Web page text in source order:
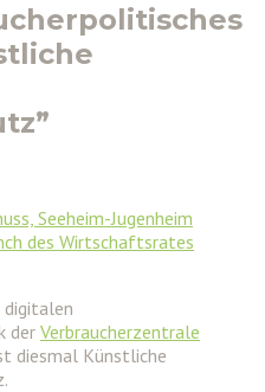
Seeheim-Jugenheim
des Wirtschaftsrates
digitalen
der Verbraucherzentrale
diesmal Künstliche